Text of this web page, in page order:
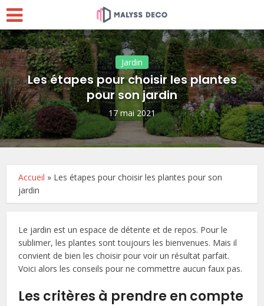
Jardin
Les étapes pour choisir les plantes
pour son jardin
17 mai 2021
Accueil » Les étapes pour choisir les plantes pour son
jardin
Le jardin est un espace de détente et de repos. Pour le
sublimer, les plantes sont toujours les bienvenues. Mais il
convient de bien les choisir pour voir un résultat parfait.
Voici alors les conseils pour ne commettre aucun faux pas.
Les critères à prendre en compte